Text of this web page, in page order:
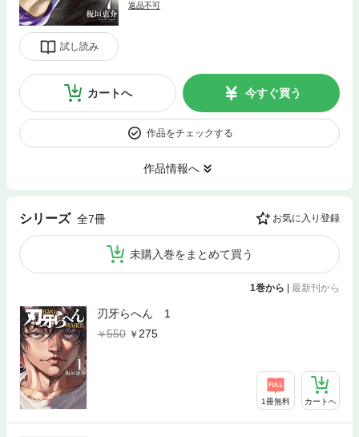
試し読み
返品不可
カートへ 今すぐ買う
作品をチェックする
作品情報へ
シリーズ 全7冊 お気に入り登録
未購入巻をまとめて買う
1巻から | 最新刊から
刃牙らへん 1
550
275
1冊無料 カートへ